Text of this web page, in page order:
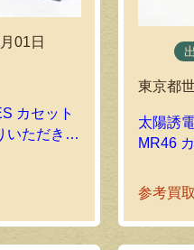
01日
カセット
いただきま
東京都
太陽誘
MR46
参考買